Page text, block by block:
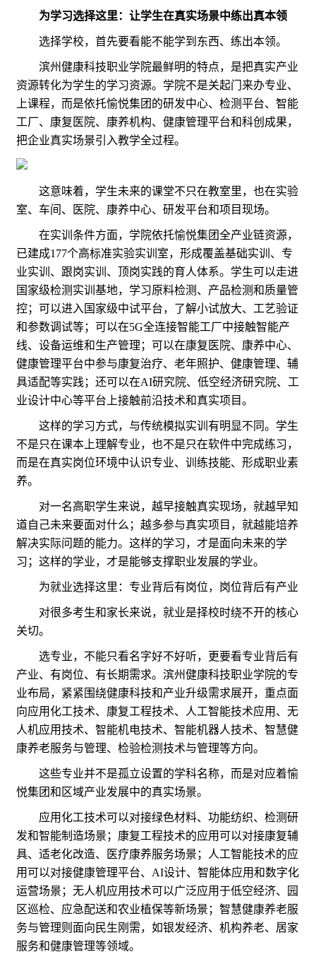
为学习选择这里：让学生在真实场景中练出真本领
选择学校，首先要看能不能学到东西、练出本领。
滨州健康科技职业学院最鲜明的特点，是把真实产业
资源转化为学生的学习资源。学院不是关起门来办专业、
上课程，而是依托愉悦集团的研发中心、检测平台、智能
工厂、康复医院、康养机构、健康管理平台和科创成果，
把企业真实场景引入教学全过程。
这意味着，学生未来的课堂不只在教室里，也在实验
室、车间、医院、康养中心、研发平台和项目现场。
在实训条件方面，学院依托愉悦集团全产业链资源，
已建成177个高标准实验实训室，形成覆盖基础实训、专
业实训、跟岗实训、顶岗实践的育人体系。学生可以走进
国家级检测实训基地，学习原料检测、产品检测和质量管
控；可以进入国家级中试平台，了解小试放大、工艺验证
和参数调试等；可以在5G全连接智能工厂中接触智能产
线、设备运维和生产管理；可以在康复医院、康养中心、
健康管理平台中参与康复治疗、老年照护、健康管理、辅
具适配等实践；还可以在AI研究院、低空经济研究院、工
业设计中心等平台上接触前沿技术和真实项目。
这样的学习方式，与传统模拟实训有明显不同。学生
不是只在课本上理解专业，也不是只在软件中完成练习，
而是在真实岗位环境中认识专业、训练技能、形成职业素
养。
对一名高职学生来说，越早接触真实现场，就越早知
道自己未来要面对什么；越多参与真实项目，就越能培养
解决实际问题的能力。这样的学习，才是面向未来的学
习；这样的学业，才是能够支撑职业发展的学业。
为就业选择这里：专业背后有岗位，岗位背后有产业
对很多考生和家长来说，就业是择校时绕不开的核心
关切。
选专业，不能只看名字好不好听，更要看专业背后有
产业、有岗位、有长期需求。滨州健康科技职业学院的专
业布局，紧紧围绕健康科技和产业升级需求展开，重点面
向应用化工技术、康复工程技术、人工智能技术应用、无
人机应用技术、智能机电技术、智能机器人技术、智慧健
康养老服务与管理、检验检测技术与管理等方向。
这些专业并不是孤立设置的学科名称，而是对应着愉
悦集团和区域产业发展中的真实场景。
应用化工技术可以对接绿色材料、功能纺织、检测研
发和智能制造场景；康复工程技术的应用可以对接康复辅
具、适老化改造、医疗康养服务场景；人工智能技术的应
用可以对接健康管理平台、AI设计、智能体应用和数字化
运营场景；无人机应用技术可以广泛应用于低空经济、园
区巡检、应急配送和农业植保等新场景；智慧健康养老服
务与管理则面向民生刚需，如银发经济、机构养老、居家
服务和健康管理等领域。